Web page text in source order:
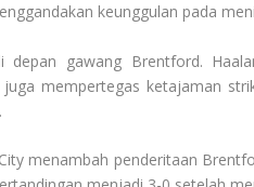
keunggulan pada
gawang Brentford.
mempertegas ketajaman
menambah penderitaan